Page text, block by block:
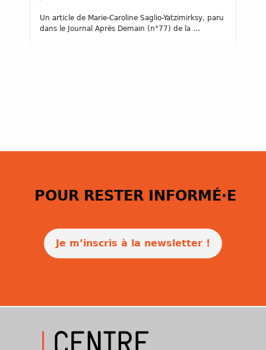
Un article de Marie-Caroline Saglio-Yatzimirksy, paru
dans le Journal Après Demain (n°77) de la ...
POUR RESTER INFORMÉ·E
Je m’inscris à la newsletter !